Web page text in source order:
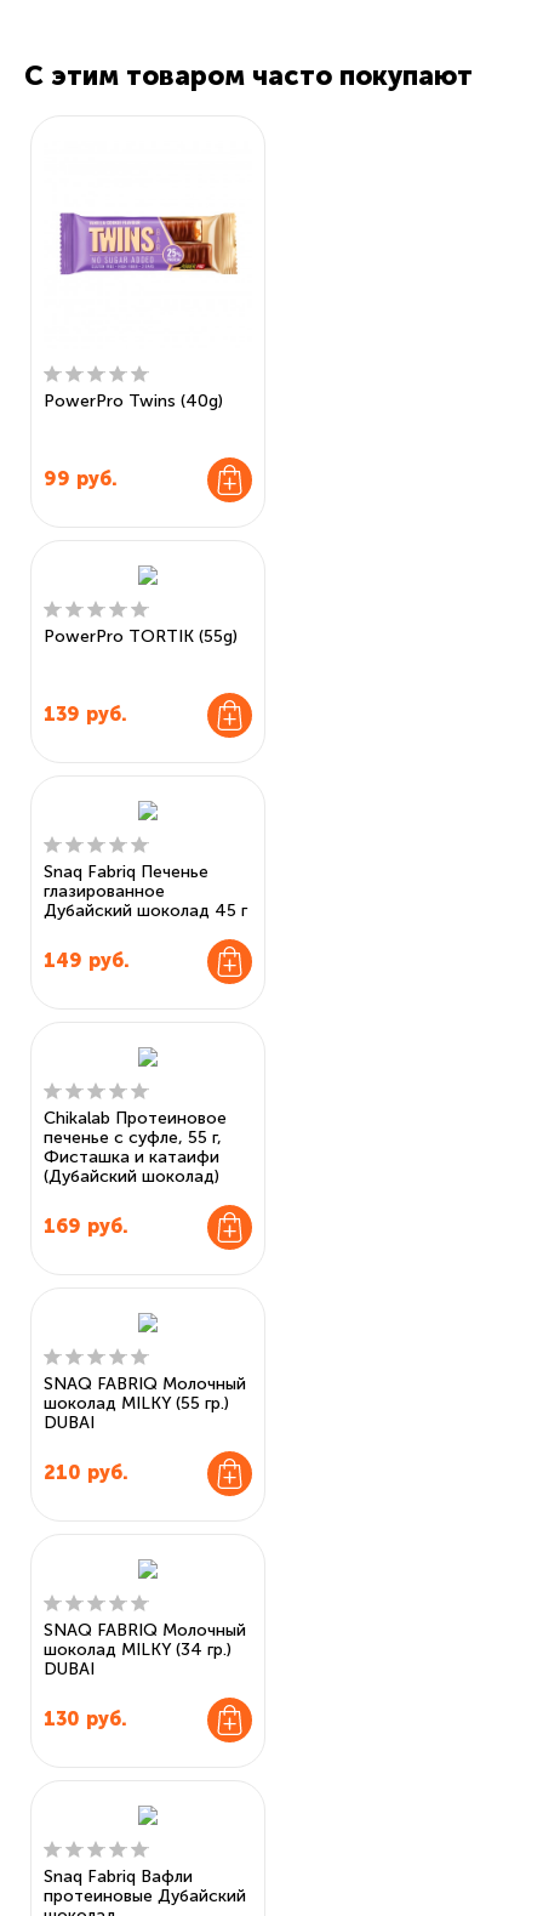
С этим товаром часто покупают
PowerPro Twins (40g)
99 руб.
PowerPro TORTIK (55g)
139 руб.
Snaq Fabriq Печенье
глазированное
Дубайский шоколад 45 г
149 руб.
Chikalab Протеиновое
печенье с суфле, 55 г,
Фисташка и катаифи
(Дубайский шоколад)
169 руб.
SNAQ FABRIQ Молочный
шоколад MILKY (55 гр.)
DUBAI
210 руб.
SNAQ FABRIQ Молочный
шоколад MILKY (34 гр.)
DUBAI
130 руб.
Snaq Fabriq Вафли
протеиновые Дубайский